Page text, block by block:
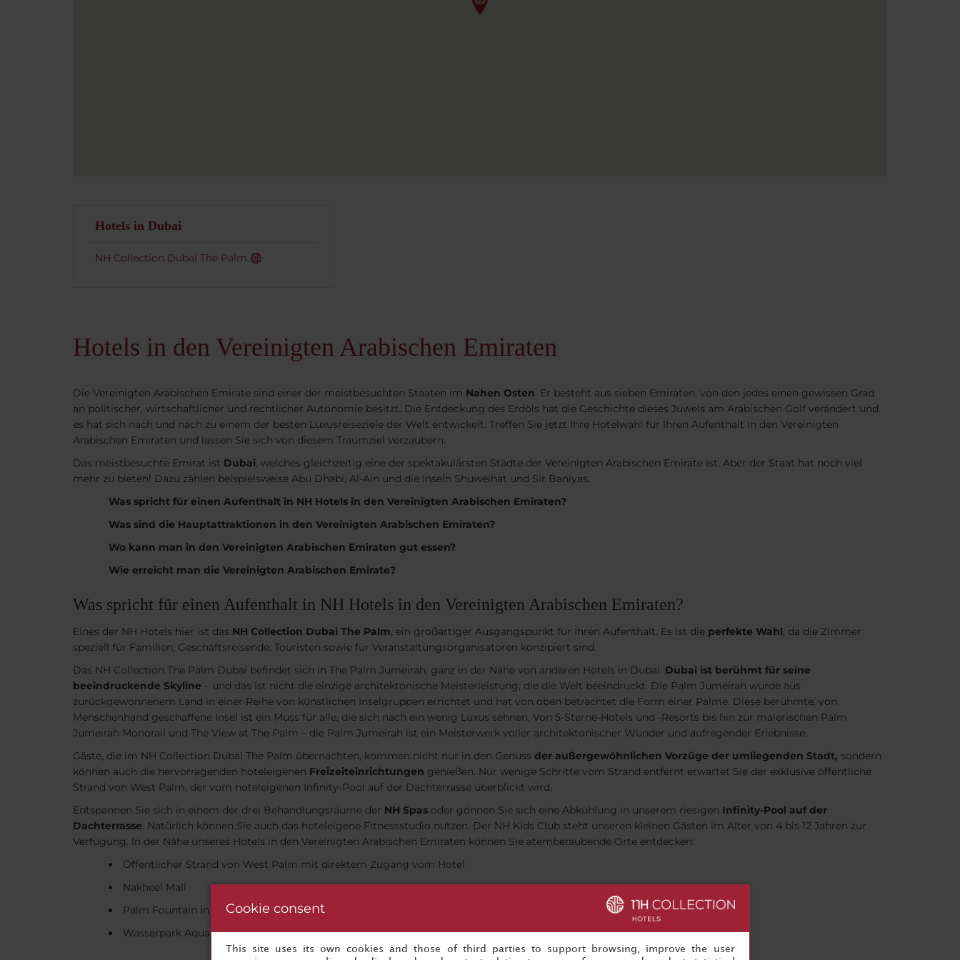
Hotels in Dubai
NH Collection Dubai The Palm
Hotels in den Vereinigten Arabischen Emiraten
Die Vereinigten Arabischen Emirate sind einer der meistbesuchten Staaten im Nahen Osten. Er besteht aus sieben Emiraten, von den jedes einen gewissen Grad
an politischer, wirtschaftlicher und rechtlicher Autonomie besitzt. Die Entdeckung des Erdöls hat die Geschichte dieses Juwels am Arabischen Golf verändert und
es hat sich nach und nach zu einem der besten Luxusreiseziele der Welt entwickelt. Treffen Sie jetzt Ihre Hotelwahl für Ihren Aufenthalt in den Vereinigten
Arabischen Emiraten und lassen Sie sich von diesem Traumziel verzaubern.
Das meistbesuchte Emirat ist Dubai, welches gleichzeitig eine der spektakulärsten Städte der Vereinigten Arabischen Emirate ist. Aber der Staat hat noch viel
mehr zu bieten! Dazu zählen beispielsweise Abu Dhabi, Al-Ain und die Inseln Shuweihat und Sir Baniyas.
Was spricht für einen Aufenthalt in NH Hotels in den Vereinigten Arabischen Emiraten?
Was sind die Hauptattraktionen in den Vereinigten Arabischen Emiraten?
Wo kann man in den Vereinigten Arabischen Emiraten gut essen?
Wie erreicht man die Vereinigten Arabischen Emirate?
Was spricht für einen Aufenthalt in NH Hotels in den Vereinigten Arabischen Emiraten?
Eines der NH Hotels hier ist das NH Collection Dubai The Palm, ein großartiger Ausgangspunkt für Ihren Aufenthalt. Es ist die perfekte Wahl, da die Zimmer
speziell für Familien, Geschäftsreisende, Touristen sowie für Veranstaltungsorganisatoren konzipiert sind.
Das NH Collection The Palm Dubai befindet sich in The Palm Jumeirah, ganz in der Nähe von anderen Hotels in Dubai. Dubai ist berühmt für seine
beeindruckende Skyline – und das ist nicht die einzige architektonische Meisterleistung, die die Welt beeindruckt. Die Palm Jumeirah wurde aus
zurückgewonnenem Land in einer Reihe von künstlichen Inselgruppen errichtet und hat von oben betrachtet die Form einer Palme. Diese berühmte, von
Menschenhand geschaffene Insel ist ein Muss für alle, die sich nach ein wenig Luxus sehnen. Von 5-Sterne-Hotels und -Resorts bis hin zur malerischen Palm
Jumeirah Monorail und The View at The Palm – die Palm Jumeirah ist ein Meisterwerk voller architektonischer Wunder und aufregender Erlebnisse.
Gäste, die im NH Collection Dubai The Palm übernachten, kommen nicht nur in den Genuss der außergewöhnlichen Vorzüge der umliegenden Stadt, sondern
können auch die hervorragenden hoteleigenen Freizeiteinrichtungen genießen. Nur wenige Schritte vom Strand entfernt erwartet Sie der exklusive öffentliche
Strand von West Palm, der vom hoteleigenen Infinity-Pool auf der Dachterrasse überblickt wird.
Entspannen Sie sich in einem der drei Behandlungsräume der NH Spas oder gönnen Sie sich eine Abkühlung in unserem riesigen Infinity-Pool auf der
Dachterrasse. Natürlich können Sie auch das hoteleigene Fitnessstudio nutzen. Der NH Kids Club steht unseren kleinen Gästen im Alter von 4 bis 12 Jahren zur
Verfügung. In der Nähe unseres Hotels in den Vereinigten Arabischen Emiraten können Sie atemberaubende Orte entdecken:
Öffentlicher Strand von West Palm mit direktem Zugang vom Hotel
Nakheel Mall
Palm Fountain in The Pointe
Wasserpark Aquaventure
Cookie consent
This site uses its own cookies and those of third parties to support browsing, improve the user